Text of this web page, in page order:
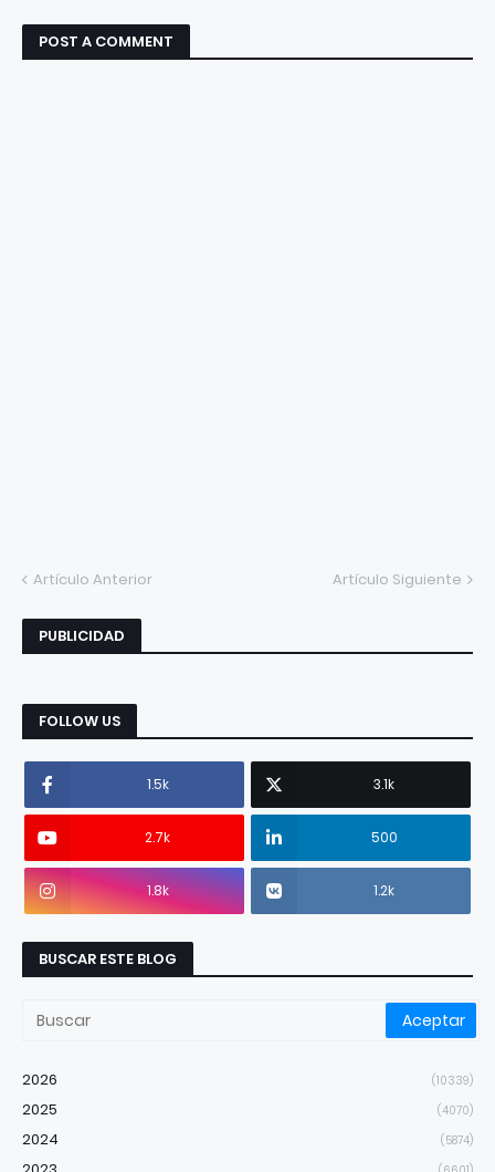
POST A COMMENT
Artículo Anterior Artículo Siguiente
PUBLICIDAD
FOLLOW US
1.5k 3.1k
2.7k 500
1.8k 1.2k
BUSCAR ESTE BLOG
2026 (10339)
2025 (4070)
2024 (5874)